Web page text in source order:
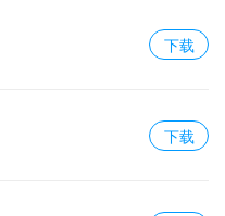
下载
下载